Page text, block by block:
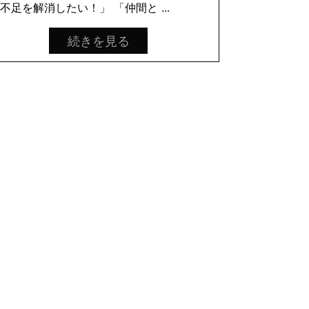
足を解消したい！」 「仲間と ...
続きを見る